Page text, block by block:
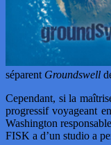
séparent Groundswell
Cependant, si la
progressif voyageant
Washington
FISK a d’un studio a